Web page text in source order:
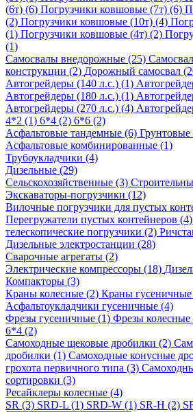
(6т) (6) Погрузчики ковшовые (7т) (6)
(2) Погрузчики ковшовые (10т) (4)
(1) Погрузчики ковшовые (4т) (2)
(1)
Самосвалы внедорожные (25)
конструкции (2) Дорожный самосвал
Автогрейдеры (140 л.с.) (1)
Автогрейдеры (180 л.с.) (1)
Автогрейдеры (270 л.с.) (4)
4*2 (1) 6*4 (2) 6*6 (2)
Асфальтовые тандемные (6) Грунтовые
Асфальтовые комбинированные (1)
Трубоукладчики (4)
Дизельные (29)
Сельскохозяйственные (3)
Экскаваторы-погрузчики (12)
Вилочные погрузчики для пустых
Перегружатели пустых контейнеров (4)
телескопические погрузчики (2)
Дизельные электростанции (28)
Сварочные агрегаты (2)
Электрические компрессоры (18)
Компакторы (3)
Краны колесные (2) Краны
Асфальтоукладчики гусеничные (4)
Фрезы гусеничные (1) Фрезы колесные
6*4 (2)
Самоходные щековые дробилки (2)
дробилки (1) Самоходные конусные
грохота первичного типа (3)
сортировки (3)
Ресайклеры колесные (4)
SR (3) SRD-L (1) SRD-W (1) SR-H (2)